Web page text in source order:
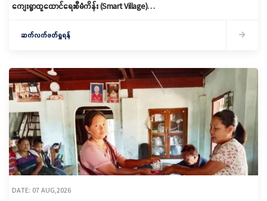
ကျေးရွာထူထောင်ရေးစီမံကိန်း (Smart Village)
ဆက်လက်ဖတ်ရှုရန်
DATE: 07 AUG,2026